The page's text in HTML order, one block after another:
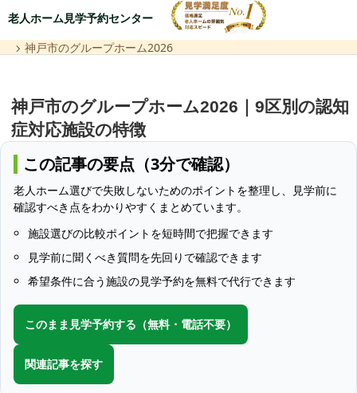
老人ホーム見学予約センター
神戸市のグループホーム2026
神戸市のグループホーム2026｜9区別の認知
症対応施設の特徴
この記事の要点（3分で確認）
老人ホーム選びで失敗しないためのポイントを整理し、見学前に
確認すべき点をわかりやすくまとめています。
施設選びの比較ポイントを短時間で把握できます
見学前に聞くべき質問を先回りで確認できます
希望条件に合う施設の見学予約を無料で代行できます
このまま見学予約する（無料・電話不要）
関連記事を探す